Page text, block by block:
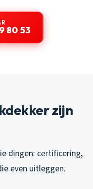
80 53
zijn
dingen: certificering,
even uitleggen.